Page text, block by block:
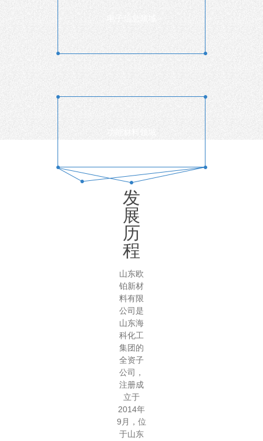
发
展
历
程
山东欧
铂新材
料有限
公司是
山东海
科化工
集团的
全资子
公司，
注册成
立于
2014年
9月，位
于山东